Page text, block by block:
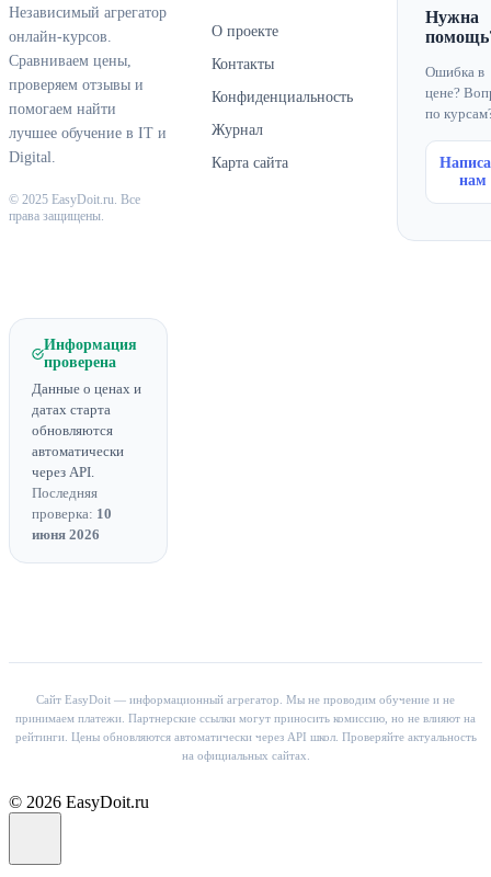
Независимый агрегатор
онлайн-курсов.
Сравниваем цены,
проверяем отзывы и
помогаем найти
лучшее обучение в IT и
Digital.
© 2025 EasyDoit.ru. Все
права защищены.
О проекте
Контакты
Конфиденциальность
Журнал
Карта сайта
Нужна
Ошибка в
цене?
по
нам
Информация
проверена
Данные о ценах и
датах старта
обновляются
автоматически
через API.
Последняя
проверка: 10
июня 2026
Сайт EasyDoit — информационный агрегатор. Мы не проводим обучение и не
принимаем платежи. Партнерские ссылки могут приносить комиссию, но не влияют на
рейтинги. Цены обновляются автоматически через API школ. Проверяйте актуальность
на официальных сайтах.
© 2026 EasyDoit.ru